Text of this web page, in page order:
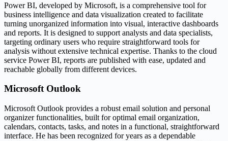
Power BI, developed by Microsoft, is a comprehensive tool for
business intelligence and data visualization created to facilitate
turning unorganized information into visual, interactive dashboards
and reports. It is designed to support analysts and data specialists,
targeting ordinary users who require straightforward tools for
analysis without extensive technical expertise. Thanks to the cloud
service Power BI, reports are published with ease, updated and
reachable globally from different devices.
Microsoft Outlook
Microsoft Outlook provides a robust email solution and personal
organizer functionalities, built for optimal email organization,
calendars, contacts, tasks, and notes in a functional, straightforward
interface. He has been recognized for years as a dependable